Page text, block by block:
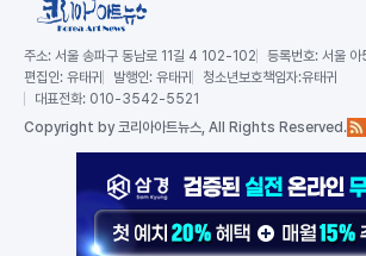
주소: 서울 송파구 동남로 11길 4 102-102 등록번호: 서울
편집인: 유태귀 발행인: 유태귀 청소년보호책임자:유태귀
대표전화: 010-3542-5521
Copyright by 코리아아트뉴스, All Rights Reserved.